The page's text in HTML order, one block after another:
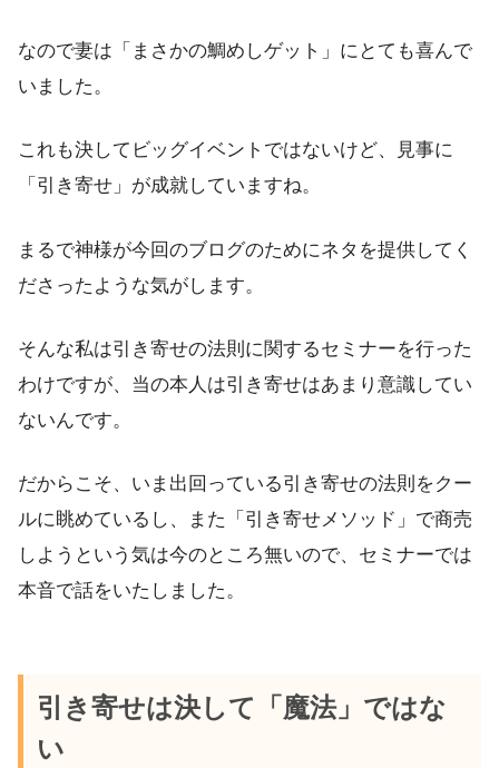
なので妻は「まさかの鯛めしゲット」にとても喜んで
いました。
これも決してビッグイベントではないけど、見事に
「引き寄せ」が成就していますね。
まるで神様が今回のブログのためにネタを提供してく
ださったような気がします。
そんな私は引き寄せの法則に関するセミナーを行った
わけですが、当の本人は引き寄せはあまり意識してい
ないんです。
だからこそ、いま出回っている引き寄せの法則をクー
ルに眺めているし、また「引き寄せメソッド」で商売
しようという気は今のところ無いので、セミナーでは
本音で話をいたしました。
引き寄せは決して「魔法」ではな
い